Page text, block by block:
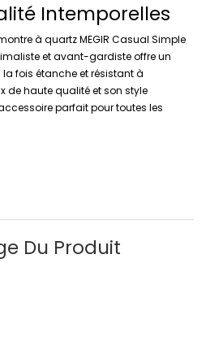
Intemporelles
à quartz MEGIR Casual Simple
et avant-gardiste offre un
fois étanche et résistant à
de haute qualité et son style
parfait pour toutes les
Du Produit